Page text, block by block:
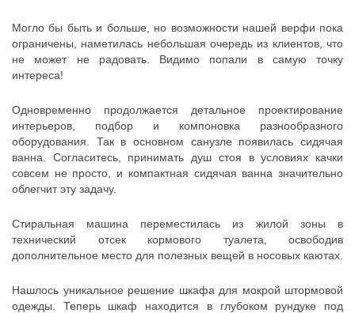
Могло бы быть и больше, но возможности нашей верфи пока
ограничены, наметилась небольшая очередь из клиентов, что
не может не радовать. Видимо попали в самую точку
интереса!
Одновременно продолжается детальное проектирование
интерьеров, подбор и компоновка разнообразного
оборудования. Так в основном санузле появилась сидячая
ванна. Согласитесь, принимать душ стоя в условиях качки
совсем не просто, и компактная сидячая ванна значительно
облегчит эту задачу.
Стиральная машина переместилась из жилой зоны в
технический отсек кормового туалета, освободив
дополнительное место для полезных вещей в носовых каютах.
Нашлось уникальное решение шкафа для мокрой штормовой
одежды. Теперь шкаф находится в глубоком рундуке под